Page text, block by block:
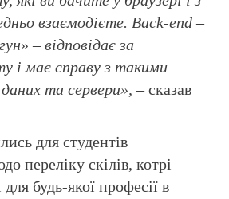
взаємодієте. Back-end –
– відповідає за
і має справу з такими
та сервери», – сказав
для студентів
переліку скілів, котрі
для будь-якої професії в